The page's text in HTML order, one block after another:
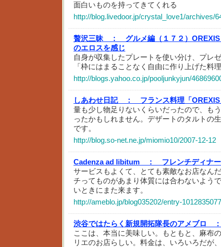
面白いものを持ってきてくれる
http://blog.livedoor.jp/crystal_love1/archives/
贅沢三昧 ：
グルメ編（１７２）
のエロスを感じ
自身が収集したプレートを使い分け、プレ
「枠にはまることなく自由に作り上げた料
http://blogs.yahoo.co.jp/pooljunkyjun/
しあわせ日記 ：
フランス料理「
量も少し物足りないくらいだったので、も
ったかもしれません。デザートのタルトの
です。
http://blog.so-net.ne.jp/miomio10/2007-12-12
Cadenza ad libitum ：
フレンチディナ
サービスもよくて、とても素敵なお店なん
チってものがあまり体質には合わないよう
いときにまた来ます。
http://ameblo.jp/blog035202/entry-
渋谷ではたらく新規開拓隊長のアメブロ ：
ここは、本当に美味しい。もともと、麻布
リエのお店らしい。料金は、いろいろだが